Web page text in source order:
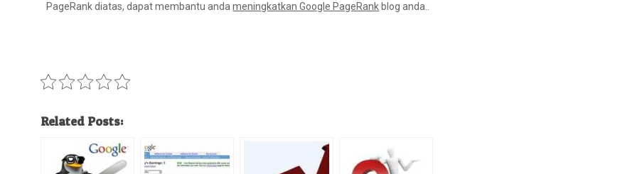
PageRank diatas, dapat membantu andameningkatkan Google PageRank blog anda..
Related Posts: